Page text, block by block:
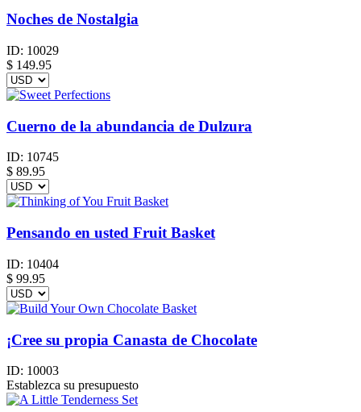
Noches de Nostalgia
ID: 10029
$ 149.95
Cuerno de la abundancia de Dulzura
ID: 10745
$ 89.95
Pensando en usted Fruit Basket
ID: 10404
$ 99.95
¡Cree su propia Canasta de Chocolate
ID: 10003
Establezca su presupuesto